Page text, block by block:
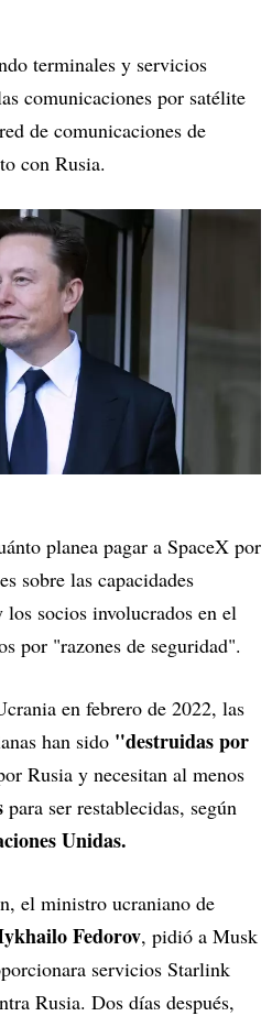
terminales y servicios
comunicaciones por satélite
de comunicaciones de
con Rusia.
planea pagar a SpaceX por
sobre las capacidades
socios involucrados en el
por "razones de seguridad".
en febrero de 2022, las
han sido "destruidas por
Rusia y necesitan al menos
para ser restablecidas, según
Unidas.
el ministro ucraniano de
Fedorov, pidió a Musk
servicios Starlink
Rusia. Dos días después,